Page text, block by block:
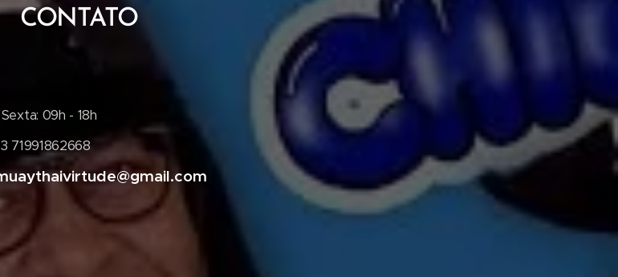
CONTATO
09h - 18h
71991862668